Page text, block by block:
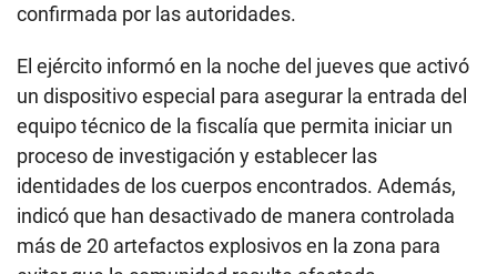
confirmada por las autoridades.
El ejército informó en la noche del jueves que activó
un dispositivo especial para asegurar la entrada del
equipo técnico de la fiscalía que permita iniciar un
proceso de investigación y establecer las
identidades de los cuerpos encontrados. Además,
indicó que han desactivado de manera controlada
más de 20 artefactos explosivos en la zona para